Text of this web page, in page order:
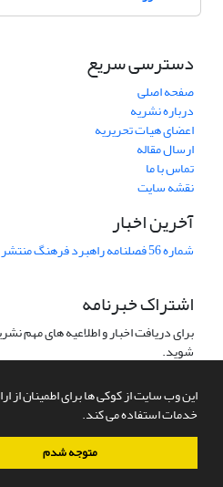
این وب سایت از کوکی ها برای اطمینان از
خدمات استفاده می کند.
متوجه شدم
دسترسی سریع
صفحه اصلی
درباره نشریه
اعضای هیات تحریریه
ارسال مقاله
تماس با ما
نقشه سایت
آخرین اخبار
شماره 56 فصلنامه راهبرد فرهنگ منتشر شد
اشتراک خبرنامه
برای دریافت اخبار و اطلاعیه های مهم
شوید.
سامانه مدیریت نشریات علمی.طراحی و